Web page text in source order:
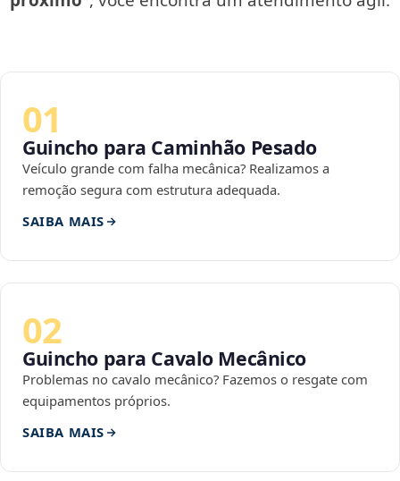
01
Guincho para Caminhão Pesado
Veículo grande com falha mecânica? Realizamos a
remoção segura com estrutura adequada.
SAIBA MAIS
02
Guincho para Cavalo Mecânico
Problemas no cavalo mecânico? Fazemos o resgate com
equipamentos próprios.
SAIBA MAIS